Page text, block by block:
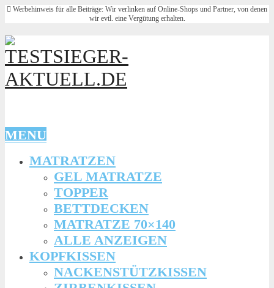
Werbehinweis für alle Beiträge: Wir verlinken auf Online-Shops und Partner, von denen
wir evtl. eine Vergütung erhalten.
MENU
MATRATZEN
GEL MATRATZE
TOPPER
BETTDECKEN
MATRATZE 70×140
ALLE ANZEIGEN
KOPFKISSEN
NACKENSTÜTZKISSEN